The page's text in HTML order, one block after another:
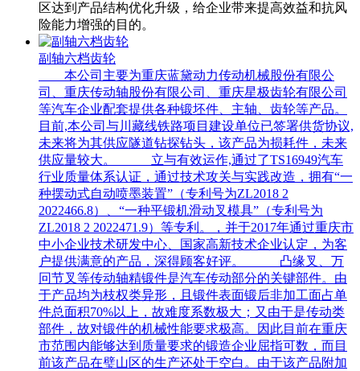
区达到产品结构优化升级，给企业带来提高效益和抗风
险能力增强的目的。
副轴六档齿轮
本公司主要为重庆蓝黛动力传动机械股份有限公
司、重庆传动轴股份有限公司、重庆星极齿轮有限公司
等汽车企业配套提供各种锻坯件、主轴、齿轮等产品。
目前,本公司与川藏线铁路项目建设单位已签署供货协议,
未来将为其供应隧道钻探钻头，该产品为损耗件，未来
供应量较大。 立与有效运作,通过了TS16949汽车
行业质量体系认证，通过技术攻关与实践改造，拥有“一
种摆动式自动喷墨装置”（专利号为ZL2018 2
2022466.8）、“一种平锻机滑动叉模具”（专利号为
ZL2018 2 2022471.9）等专利。，并于2017年通过重庆市
中小企业技术研发中心、国家高新技术企业认定，为客
户提供满意的产品，深得顾客好评。 凸缘叉、万
冋节叉等传动轴精锻件是汽车传动部分的关键部件。由
于产品均为枝权类异形，且锻件表面锻后非加工面占单
件总面积70%以上，故难度系数极大；又由于是传动类
部件，故对锻件的机械性能要求极高。因此目前在重庆
市范围内能够达到质量要求的锻造企业屈指可数，而目
前该产品在璧山区的生产还处于空白。由于该产品附加